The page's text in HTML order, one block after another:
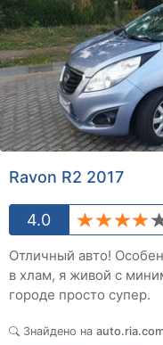
Ravon R2 2017
4.0
Отличный авто!
в хлам, я живой с
городе просто супер.
Знайдено на